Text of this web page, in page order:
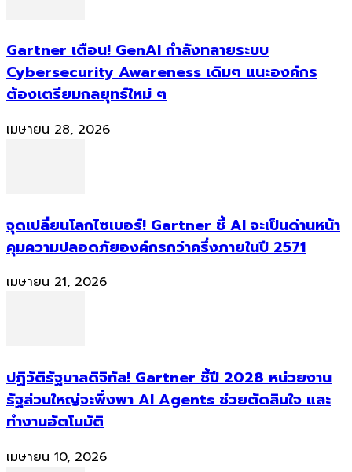
Gartner เตือน! GenAI กำลังทลายระบบ
Cybersecurity Awareness เดิมๆ แนะองค์กร
ต้องเตรียมกลยุทธ์ใหม่ ๆ
เมษายน 28, 2026
จุดเปลี่ยนโลกไซเบอร์! Gartner ชี้ AI จะเป็นด่านหน้า
คุมความปลอดภัยองค์กรกว่าครึ่งภายในปี 2571
เมษายน 21, 2026
ปฏิวัติรัฐบาลดิจิทัล! Gartner ชี้ปี 2028 หน่วยงาน
รัฐส่วนใหญ่จะพึ่งพา AI Agents ช่วยตัดสินใจ และ
ทำงานอัตโนมัติ
เมษายน 10, 2026